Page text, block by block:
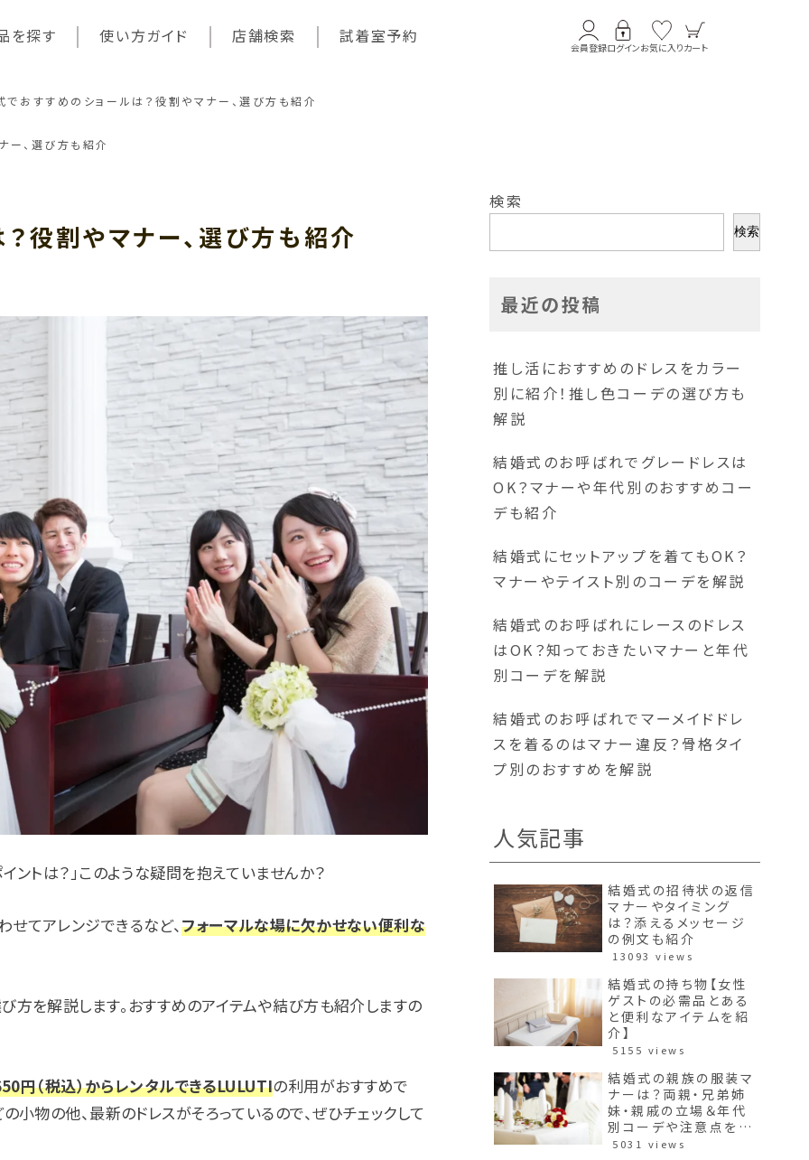
を探す 使い方ガイド 店舗検索 試着室予約
会員登録ログインお気に入りカート
でおすすめのショールは？役割やマナー、選び方も紹介
ー、選び方も紹介
役割やマナー、選び方も紹介
ントは？」このような疑問を抱えていませんか？
てアレンジできるなど、フォーマルな場に欠かせない便利な
方を解説します。おすすめのアイテムや結び方も紹介しますの
円（税込）からレンタルできるLULUTIの利用がおすすめで
小物の他、最新のドレスがそろっているので、ぜひチェックして
検索
検索
最近の投稿
推し活におすすめのドレスをカラー
別に紹介！推し色コーデの選び方も
解説
結婚式のお呼ばれでグレードレスは
OK？マナーや年代別のおすすめコー
デも紹介
結婚式にセットアップを着てもOK？
マナーやテイスト別のコーデを解説
結婚式のお呼ばれにレースのドレス
はOK？知っておきたいマナーと年代
別コーデを解説
結婚式のお呼ばれでマーメイドドレ
スを着るのはマナー違反？骨格タイ
プ別のおすすめを解説
人気記事
結婚式の招待状の返信
マナーやタイミング
は？添えるメッセージ
の例文も紹介
13093 views
結婚式の持ち物【女性
ゲストの必需品とある
と便利なアイテムを紹
介】
5155 views
結婚式の親族の服装マ
ナーは？両親・兄弟姉
妹・親戚の立場＆年代
別コーデや注意点を紹
介！
5031 views